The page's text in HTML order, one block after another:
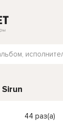
44 раз(а)